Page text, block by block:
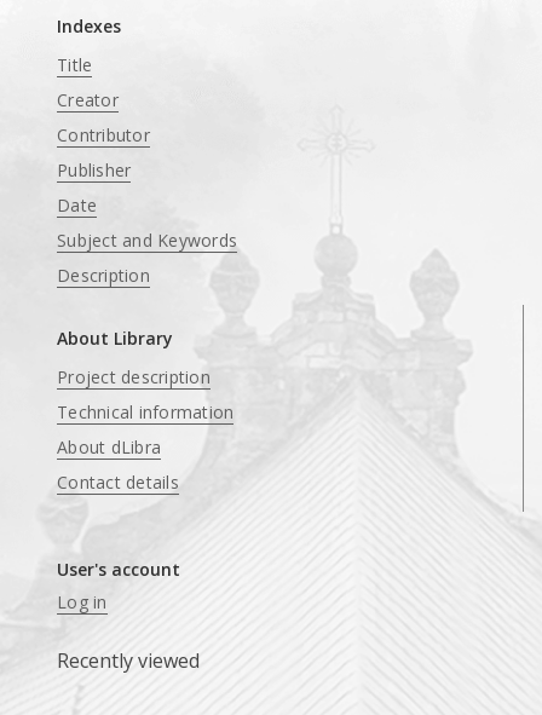
Indexes
Title
Creator
Contributor
Publisher
Date
Subject and Keywords
Description
About Library
Project description
Technical information
About dLibra
Contact details
User's account
Log in
Recently viewed